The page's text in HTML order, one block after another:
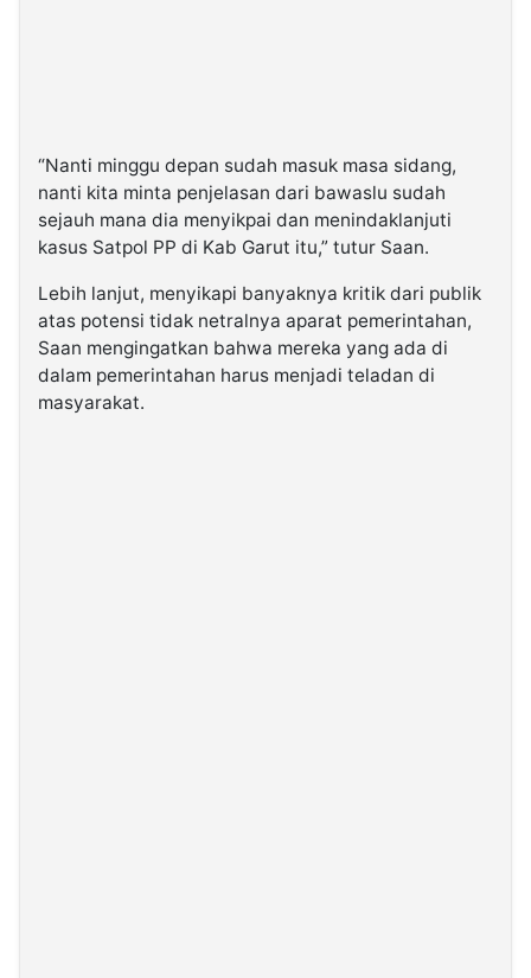
“Nanti minggu depan sudah masuk masa sidang,
nanti kita minta penjelasan dari bawaslu sudah
sejauh mana dia menyikpai dan menindaklanjuti
kasus Satpol PP di Kab Garut itu,” tutur Saan.
Lebih lanjut, menyikapi banyaknya kritik dari publik
atas potensi tidak netralnya aparat pemerintahan,
Saan mengingatkan bahwa mereka yang ada di
dalam pemerintahan harus menjadi teladan di
masyarakat.